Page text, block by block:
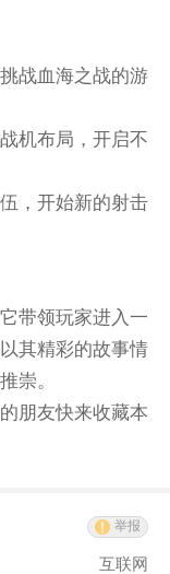
战血海之战的游
机布局，开启不
，开始新的射击
带领玩家进入一
其精彩的故事情
崇。
朋友快来收藏本
举报
互联网